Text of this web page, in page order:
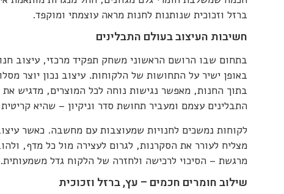
ברזל וזכוכית שנותנות לחנות מראה עוצמתי ומוקפד.
חשיבות העיצוב בעולם התבלינים
בתחום שבו הרושם הראשוני משחק תפקיד מרכזי, עיצוב
באופן ישיר על התחושות של הלקוחות. עיצוב נכון יוצר
בתוך החנות, מאפשר נגישות נוחה לכל המוצרים, מדגיש
התבלינים עצמם ומעביר תחושת סדר וניקיון – שהיא קריטית
לקוחות נמשכים לחנויות שמעוצבות עם מחשבה. כאשר
מצליח לעורר את הסקרנות, לגרום לעצירה מול כל מדף,
מרגשת – הסיכוי לרכישה ולחזרה של הלקוח גדל משמעותית.
שילוב חומרים חכמים – עץ, ברזל וזכוכית